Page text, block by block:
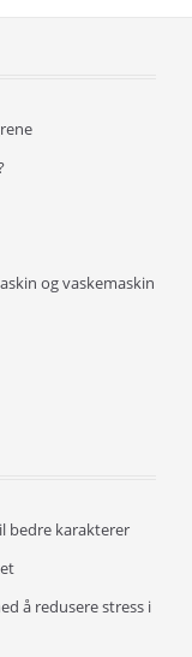
og vaskemaskin
bedre karakterer
å redusere stress i